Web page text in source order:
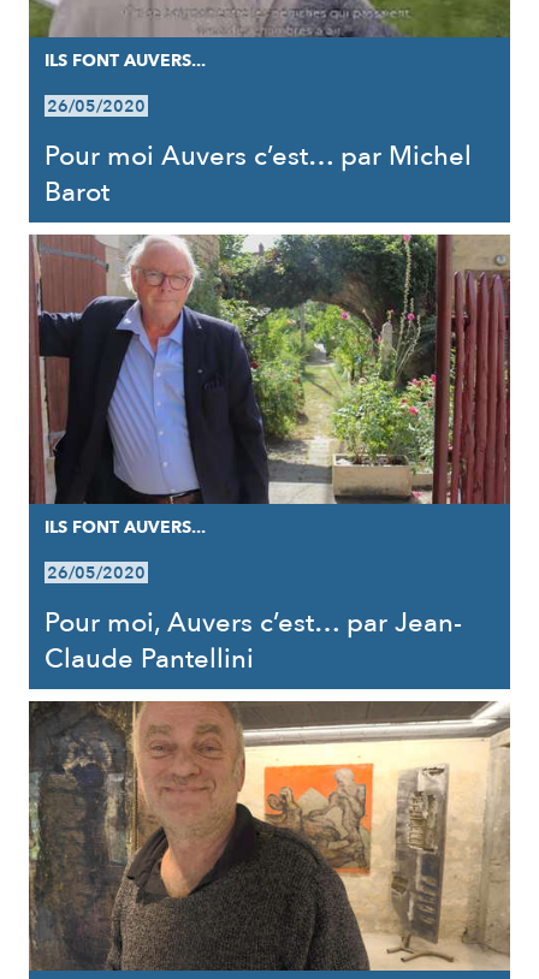
ILS FONT AUVERS...
26/05/2020
Pour moi Auvers c’est… par Michel
Barot
ILS FONT AUVERS...
26/05/2020
Pour moi, Auvers c’est… par Jean-
Claude Pantellini